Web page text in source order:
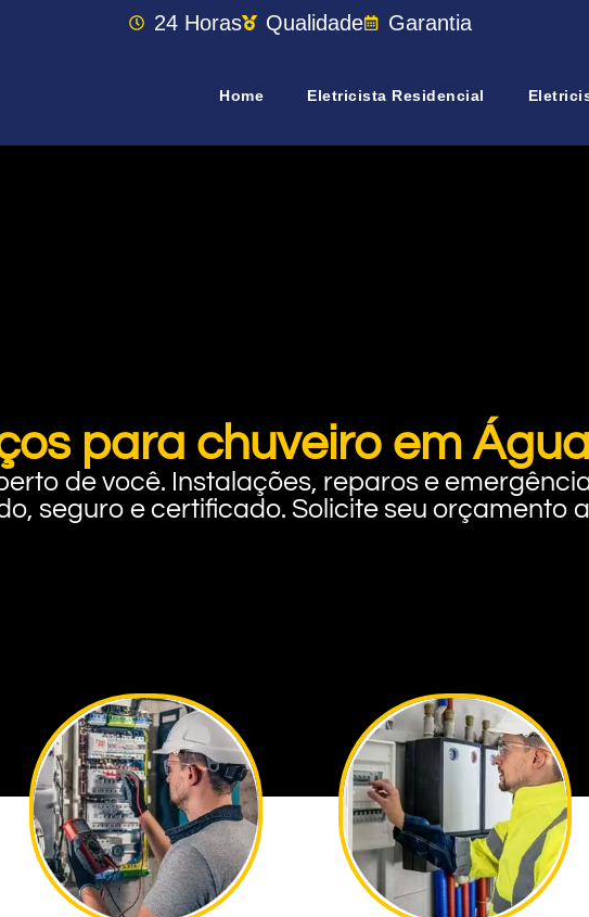
24 Horas Qualidade Garantia
Home Eletricista Residencial
para chuveiro em
de você. Instalações, reparos e
seguro e certificado. Solicite seu orçamento